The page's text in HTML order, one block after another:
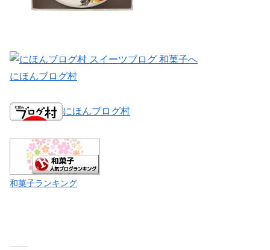
にほんブログ村
にほんブログ村
和菓子ランキング